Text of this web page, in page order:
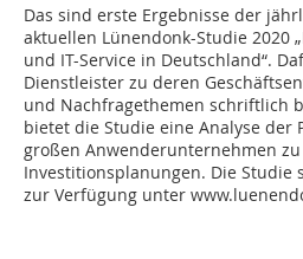
Das sind erste Ergebnisse der
aktuellen Lünendonk-Studie 2020
und IT-Service in Deutschland“.
Dienstleister zu deren
und Nachfragethemen schriftlich
bietet die Studie eine Analyse der
großen Anwenderunternehmen
Investitionsplanungen. Die Studie
zur Verfügung unter